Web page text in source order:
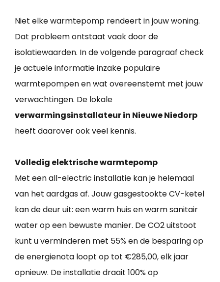
Niet elke warmtepomp rendeert in jouw woning.
Dat probleem ontstaat vaak door de
isolatiewaarden. In de volgende paragraaf check
je actuele informatie inzake populaire
warmtepompen en wat overeenstemt met jouw
verwachtingen. De lokale
verwarmingsinstallateur in Nieuwe Niedorp
heeft daarover ook veel kennis.
Volledig elektrische warmtepomp
Met een all-electric installatie kan je helemaal
van het aardgas af. Jouw gasgestookte CV-ketel
kan de deur uit: een warm huis en warm sanitair
water op een bewuste manier. De CO2 uitstoot
kunt u verminderen met 55% en de besparing op
de energienota loopt op tot €285,00, elk jaar
opnieuw. De installatie draait 100% op